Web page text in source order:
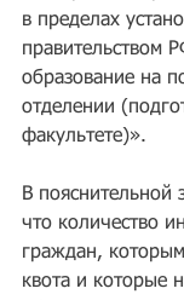
в пределах
правительством
образование на
отделении
факультете)».
В пояснительной
что количество
граждан,
квота и которые